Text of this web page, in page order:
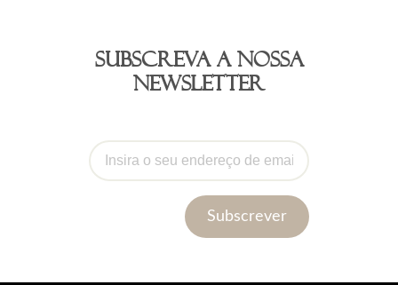
Subscreva a nossa
newsletter
Subscrever